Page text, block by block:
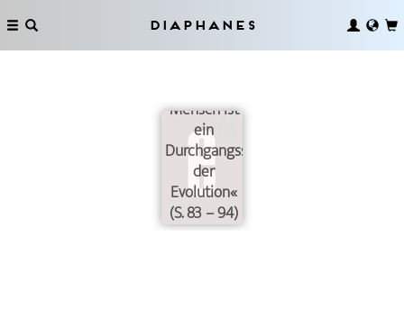
Diaphanes
Mensch ist
ein
Durchgangsstadium
der
Evolution«
(S. 83 – 94)